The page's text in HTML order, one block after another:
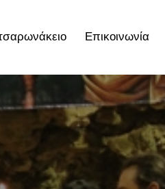
Επικοινωνία
Επικοινωνία